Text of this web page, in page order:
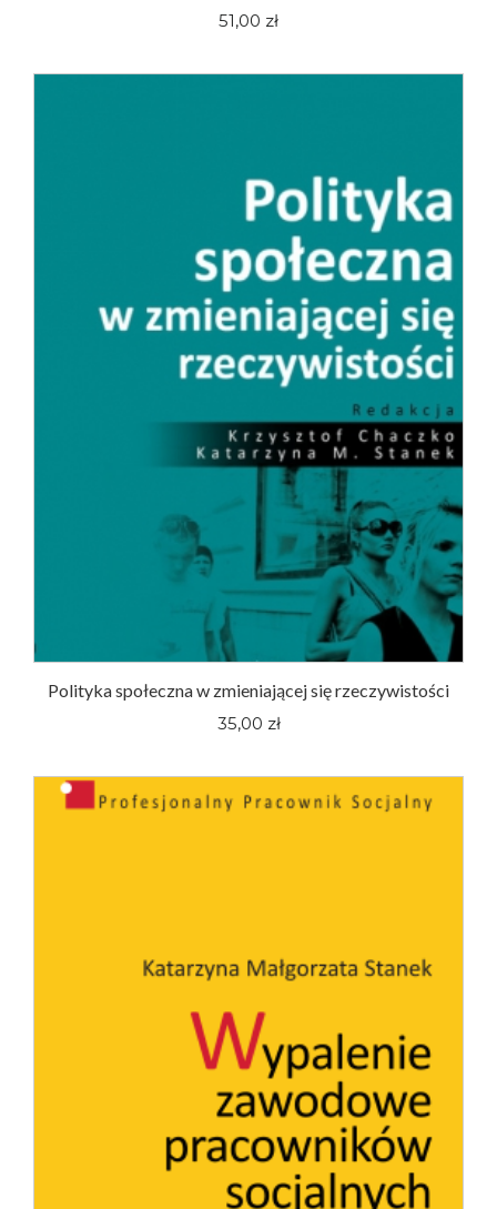
51,00 zł
Polityka społeczna w zmieniającej się rzeczywistości
35,00 zł